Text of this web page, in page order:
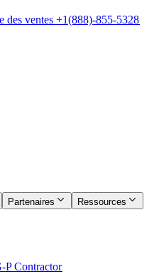
des ventes +1(888)-855-5328​​
Partenaires​​
Ressources​​
P Contractor​​